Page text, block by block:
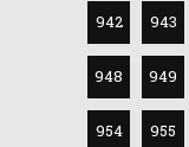
942 943
948 949
954 955